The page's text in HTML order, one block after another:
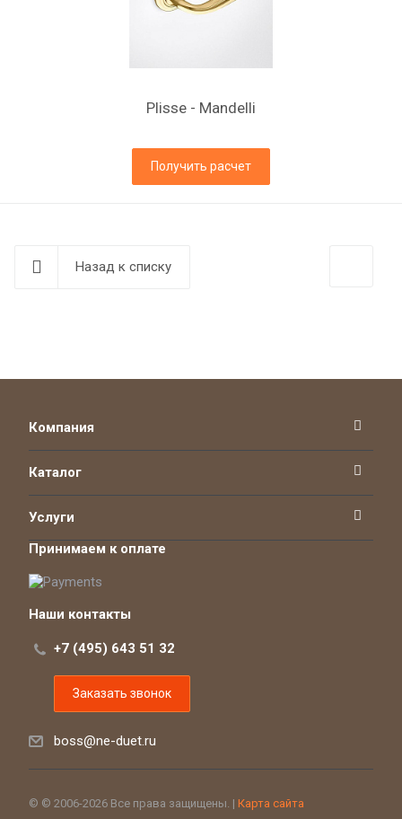
Plisse - Mandelli
Получить расчет
Назад к списку
Компания
Каталог
Услуги
Принимаем к оплате
Наши контакты
+7 (495) 643 51 32
Заказать звонок
boss@ne-duet.ru
© © 2006-2026 Все права защищены. | Карта сайта